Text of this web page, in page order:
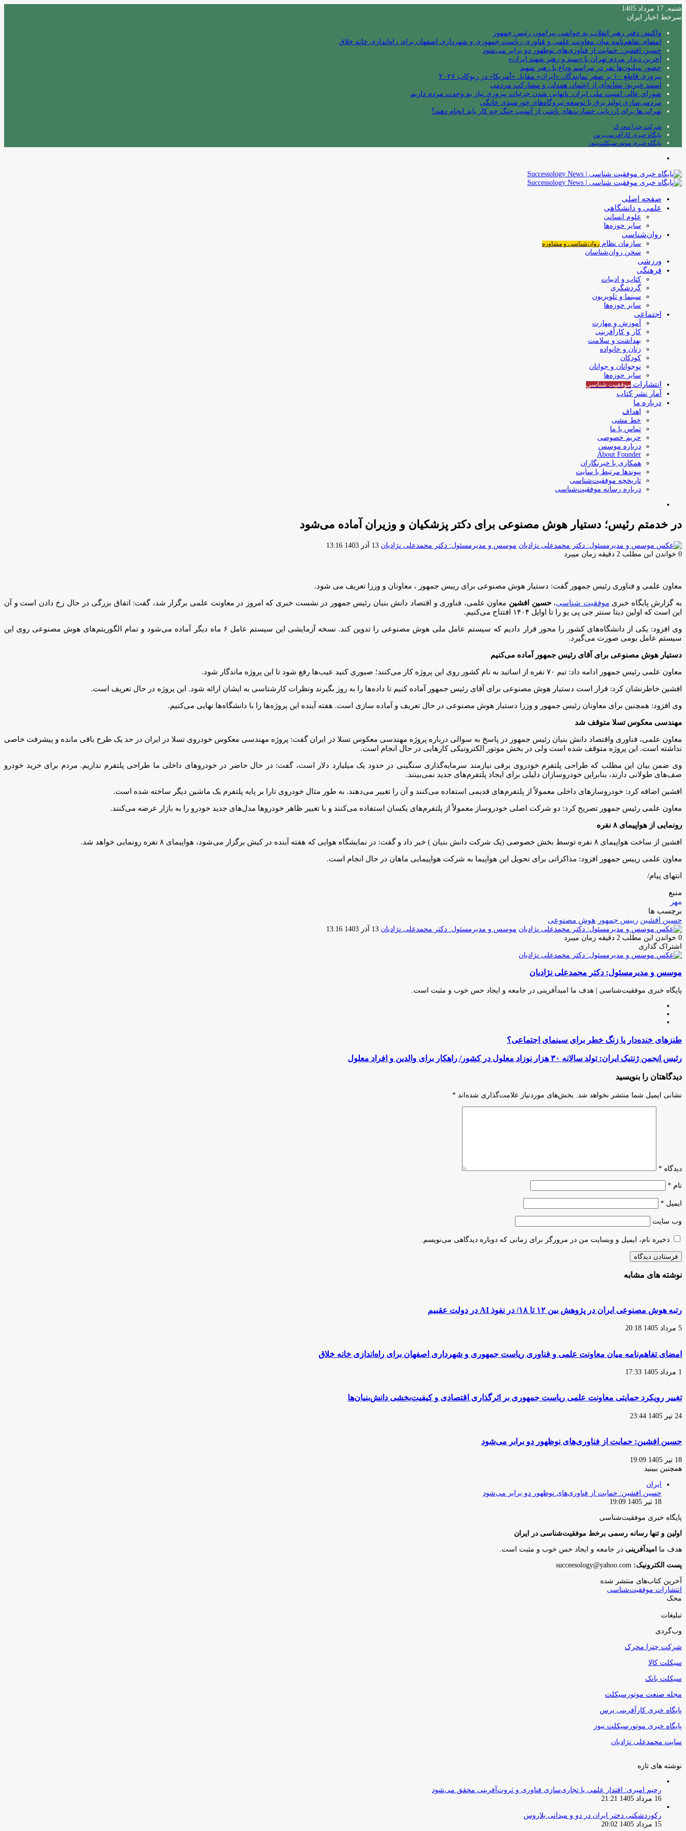
شنبه, 17 مرداد 1405
سرخط اخبار ایران
واکنش دفتر رهبر انقلاب به حواشی پیرامون رئیس جمهور
امضای تفاهم‌نامه میان معاونت علمی و فناوری ریاست جمهوری و شهرداری اصفهان برای راه‌اندازی خانه خلاق
حسین افشین: حمایت از فناوری‌های نوظهور دو برابر می‌شود
آخرین دیدار مردم تهران با «سید و رهبر شهید ایران»
حضور میلیون‌ها نفر در مراسم وداع با رهبر شهید
پیروزی قاطع ۱۰ بر صفر نمایندگان «ایران» مقابل «آمریکا» در ربوکاپ ۲۰۲۶
استند خیریه؛ نشانه‌ای از اعتماد، همدلی و مشارکت مردمی
شورای عالی امنیت ملی ایران: تانهایی شدن جزئیات پیروزی نیاز به وحدت مردم داریم
مردمی‌سازی تولید برق با توسعه نیروگاه‌های خورشیدی خانگی
تهرانی‌ها برای ارزیابی خسارت‌های ناشی از آسیب جنگ چه کار باید انجام دهند؟
شرکت چترا محرک
پایگاه خبری کارآفرینی‌پرس
پایگاه خبری موتورسیکلت‌نیوز
صفحه اصلی
علمی و دانشگاهی
علوم انسانی
سایر حوزه‌ها
روان‌شناسی
سازمان نظام روان‌شناسی و مشاوره
سخن روان‌شناسان
ورزشی
فرهنگی
کتاب و ادبیات
گردشگری
سینما و تلویزیون
سایر حوزه‌ها
اجتماعی
آموزش و مهارت
کار و کارآفرینی
بهداشت و سلامت
زنان و خانواده
کودکان
نوجوانان و جوانان
سایر حوزه‌ها
انتشارات موفقیت‌ شناسی
آمار نشر کتاب
درباره ما
اهداف
خط مشی
تماس با ما
حریم خصوصی
درباره موسس
About Founder
همکاری با خبرنگاران
پیوندها مرتبط با سایت
تاریخچه موفقیت‌شناسی
درباره رسانه موفقیت‌شناسی
در خدمتم رئیس؛ دستیار هوش مصنوعی برای دکتر پزشکیان و وزیران آماده می‌شود
موسس و مدیرمسئول: دکتر محمدعلی نژادیان ارسال
13 آذر 1403 13:16
0 خواندن این مطلب 2 دقیقه زمان میبرد
معاون علمی و فناوری رئیس جمهور گفت: دستیار هوش مصنوعی برای رییس جمهور ، معاونان و وزرا تعریف می شود.
به گزارش پایگاه خبری موفقیت شناسی،حسین افشین معاون علمی، فناوری و اقتصاد دانش بنیان رئیس جمهور در نشست خبری که امروز در معاونت علمی برگزار شد، گفت: اتفاق بزرگی در حال رخ دادن است و آن
این است که اولین دیتا سنتر جی پی یو را تا اوایل ۱۴۰۴ افتتاح می‌کنیم.
وی افزود: یکی از دانشگاه‌های کشور را محور قرار دادیم که سیستم عامل ملی هوش مصنوعی را تدوین کند. نسخه آزمایشی این سیستم عامل ۶ ماه دیگر آماده می‌شود و تمام الگوریتم‌های هوش مصنوعی روی این
سیستم عامل بومی صورت می‌گیرد.
دستیار هوش مصنوعی برای آقای رئیس جمهور آماده می‌کنیم
معاون علمی رئیس جمهور ادامه داد: تیم ۷۰ نفره از اساتید به نام کشور روی این پروژه کار می‌کنند؛ صبوری کنید عیب‌ها رفع شود تا این پروژه ماندگار شود.
افشین خاطرنشان کرد: قرار است دستیار هوش مصنوعی برای آقای رئیس جمهور آماده کنیم تا داده‌ها را به روز بگیرند ونظرات کارشناسی به ایشان ارائه شود. این پروژه در حال تعریف است.
وی افزود: همچنین برای معاونان رئیس جمهور و وزرا دستیار هوش مصنوعی در حال تعریف و آماده سازی است. هفته آینده این پروژه‌ها را با دانشگاه‌ها نهایی می‌کنیم.
مهندسی معکوس تسلا متوقف شد
معاون علمی، فناوری واقتصاد دانش بنیان رئیس جمهور در پاسخ به سوالی درباره پروژه مهندسی معکوس تسلا در ایران گفت: پروژه مهندسی معکوس خودروی تسلا در ایران در حد یک طرح باقی مانده و پیشرفت خاصی
نداشته است. این پروژه متوقف شده است ولی در بخش موتور الکترونیکی کارهایی در حال انجام است.
وی ضمن بیان این مطلب که طراحی پلتفرم خودروی برقی نیازمند سرمایه‌گذاری سنگینی در حدود یک میلیارد دلار است، گفت: در حال حاضر در خودروهای داخلی ما طراحی پلتفرم نداریم. مردم برای خرید خودرو
صف‌های طولانی دارند، بنابراین خودروسازان دلیلی برای ایجاد پلتفرم‌های جدید نمی‌بینند.
افشین اضافه کرد: خودروسازهای داخلی معمولاً از پلتفرم‌های قدیمی استفاده می‌کنند و آن را تغییر می‌دهند. به طور مثال خودروی تارا بر پایه پلتفرم یک ماشین دیگر ساخته شده است.
معاون علمی رئیس جمهور تصریح کرد: دو شرکت اصلی خودروساز معمولاً از پلتفرم‌های یکسان استفاده می‌کنند و با تغییر ظاهر خودروها مدل‌های جدید خودرو را به بازار عرضه می‌کنند.
رونمایی از هواپیمای ۸ نفره
افشین از ساخت هواپیمای ۸ نفره توسط بخش خصوصی (یک شرکت دانش بنیان ) خبر داد و گفت: در نمایشگاه هوایی که هفته آینده در کیش برگزار می‌شود، هواپیمای ۸ نفره رونمایی خواهد شد.
معاون علمی رییس جمهور افزود: مذاکراتی برای تحویل این هواپیما به شرکت هواپیمایی ماهان در حال انجام است.
انتهای پیام/
منبع
مهر
برچسب ها
حسین افشین رییس جمهور هوش مصنوعی
موسس و مدیرمسئول: دکتر محمدعلی نژادیان ارسال
13 آذر 1403 13:16
0 خواندن این مطلب 2 دقیقه زمان میبرد
اشتراک گذاری
فیس
توئیتر
لینکدین
واتس
تلگرام
اشتراک
از
ایمیل
چاپ
موسس و مدیرمسئول: دکتر محمدعلی نژادیان
پایگاه خبری موفقیت‌شناسی | هدف ما امیدآفرینی در جامعه و ایجاد حس خوب و مثبت است.
طنزهای
خنده‌دار
زنگ
خطر
برای
سینمای
اجتماعی؟
طنزهای خنده‌دار یا زنگ خطر برای سینمای اجتماعی؟
رئیس
ژنتیک
تولد
سالانه
برای
والدین
و
معلول
رئیس انجمن ژنتیک ایران: تولد سالانه ۳۰ هزار نوزاد معلول در کشور/ راهکار برای والدین و افراد معلول
دیدگاهتان را بنویسید
نشانی ایمیل شما منتشر نخواهد شد. بخش‌های موردنیاز علامت‌گذاری شده‌اند *
دیدگاه *
نام *
ایمیل *
وب‌ سایت
ذخیره نام، ایمیل و وبسایت من در مرورگر برای زمانی که دوباره دیدگاهی می‌نویسم.
نوشته های مشابه
رتبه هوش مصنوعی ایران در پژوهش بین ۱۲ تا ۱۸/ در نفوذ AI در دولت عقبیم
5 مرداد 1405 20:18
امضای تفاهم‌نامه میان معاونت علمی و فناوری ریاست جمهوری و شهرداری اصفهان برای راه‌اندازی خانه خلاق
1 مرداد 1405 17:33
تغییر رویکرد حمایتی معاونت علمی ریاست جمهوری بر اثرگذاری اقتصادی و کیفیت‌بخشی دانش‌بنیان‌ها
24 تیر 1405 23:44
حسین افشین: حمایت از فناوری‌های نوظهور دو برابر می‌شود
18 تیر 1405 19:09
همچنین ببینید
ایران
حسین افشین: حمایت از فناوری‌های نوظهور دو برابر می‌شود
18 تیر 1405 19:09
پایگاه‌ خبری موفقیت‌شناسی
اولین و تنها رسانه رسمی برخط موفقیت‌شناسی در ایران
هدف ما امیدآفرینی در جامعه و ایجاد حس خوب و مثبت است.
پست الکترونیک:
آخرین کتاب‌های منتشر شده
انتشارات موفقیت‌شناسی
محک
تبلیغات
وب‌گردی
شرکت چترا محرک
سیکلت کالا
سیکلت بانک
مجله صنعت موتورسیکلت
پایگاه خبری کارآفرینی پرس
پایگاه خبری موتورسیکلت نیوز
سایت محمدعلی نژادیان
نوشته های تازه
رحیم امیری: اقتدار علمی با تجاری‌سازی فناوری و ثروت‌آفرینی محقق می‌شود
16 مرداد 1405 21:21
رکوردشکنی دختر ایران در دو و میدانی بلاروس
15 مرداد 1405 20:02